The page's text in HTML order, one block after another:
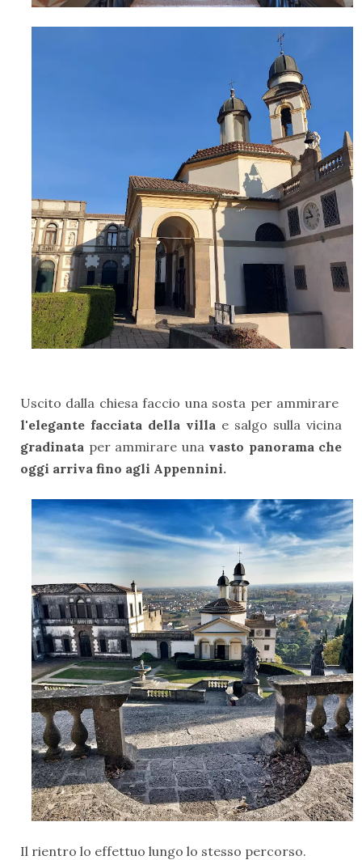
Uscito dalla chiesa faccio una sosta per ammirare
l'elegante facciata della villa e salgo sulla vicina
gradinata per ammirare una vasto panorama che
oggi arriva fino agli Appennini.
Il rientro lo effettuo lungo lo stesso percorso.